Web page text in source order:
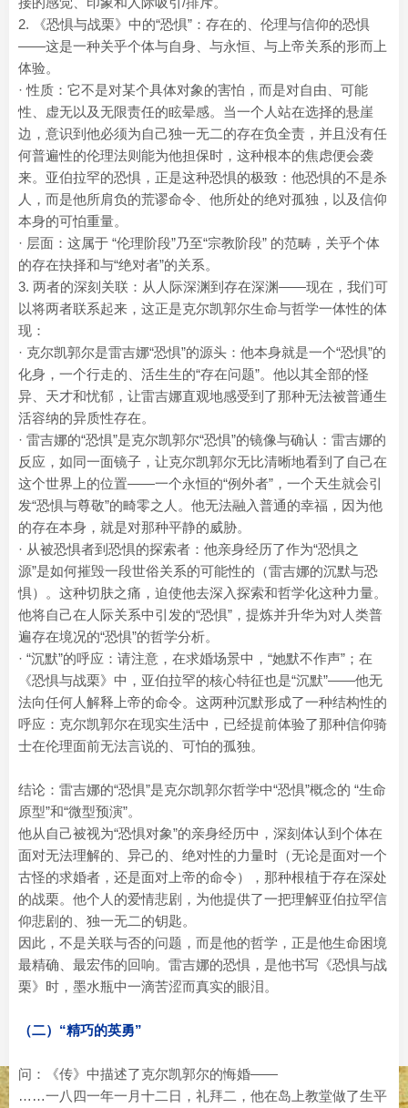
2. 《恐惧与战栗》中的“恐惧”：存在的、伦理与信仰的恐惧
——这是一种关乎个体与自身、与永恒、与上帝关系的形而上
体验。
· 性质：它不是对某个具体对象的害怕，而是对自由、可能
性、虚无以及无限责任的眩晕感。当一个人站在选择的悬崖
边，意识到他必须为自己独一无二的存在负全责，并且没有任
何普遍性的伦理法则能为他担保时，这种根本的焦虑便会袭
来。亚伯拉罕的恐惧，正是这种恐惧的极致：他恐惧的不是杀
人，而是他所肩负的荒谬命令、他所处的绝对孤独，以及信仰
本身的可怕重量。
· 层面：这属于 “伦理阶段”乃至“宗教阶段” 的范畴，关乎个体
的存在抉择和与“绝对者”的关系。
3. 两者的深刻关联：从人际深渊到存在深渊——现在，我们可
以将两者联系起来，这正是克尔凯郭尔生命与哲学一体性的体
现：
· 克尔凯郭尔是雷吉娜“恐惧”的源头：他本身就是一个“恐惧”的
化身，一个行走的、活生生的“存在问题”。他以其全部的怪
异、天才和忧郁，让雷吉娜直观地感受到了那种无法被普通生
活容纳的异质性存在。
· 雷吉娜的“恐惧”是克尔凯郭尔“恐惧”的镜像与确认：雷吉娜的
反应，如同一面镜子，让克尔凯郭尔无比清晰地看到了自己在
这个世界上的位置——一个永恒的“例外者”，一个天生就会引
发“恐惧与尊敬”的畸零之人。他无法融入普通的幸福，因为他
的存在本身，就是对那种平静的威胁。
· 从被恐惧者到恐惧的探索者：他亲身经历了作为“恐惧之
源”是如何摧毁一段世俗关系的可能性的（雷吉娜的沉默与恐
惧）。这种切肤之痛，迫使他去深入探索和哲学化这种力量。
他将自己在人际关系中引发的“恐惧”，提炼并升华为对人类普
遍存在境况的“恐惧”的哲学分析。
· “沉默”的呼应：请注意，在求婚场景中，“她默不作声”；在
《恐惧与战栗》中，亚伯拉罕的核心特征也是“沉默”——他无
法向任何人解释上帝的命令。这两种沉默形成了一种结构性的
呼应：克尔凯郭尔在现实生活中，已经提前体验了那种信仰骑
士在伦理面前无法言说的、可怕的孤独。
结论：雷吉娜的“恐惧”是克尔凯郭尔哲学中“恐惧”概念的 “生命
原型”和“微型预演”。
他从自己被视为“恐惧对象”的亲身经历中，深刻体认到个体在
面对无法理解的、异己的、绝对性的力量时（无论是面对一个
古怪的求婚者，还是面对上帝的命令），那种根植于存在深处
的战栗。他个人的爱情悲剧，为他提供了一把理解亚伯拉罕信
仰悲剧的、独一无二的钥匙。
因此，不是关联与否的问题，而是他的哲学，正是他生命困境
最精确、最宏伟的回响。雷吉娜的恐惧，是他书写《恐惧与战
栗》时，墨水瓶中一滴苦涩而真实的眼泪。
（二）“精巧的英勇”
问：《传》中描述了克尔凯郭尔的悔婚——
……一八四一年一月十二日，礼拜二，他在岛上教堂做了生平